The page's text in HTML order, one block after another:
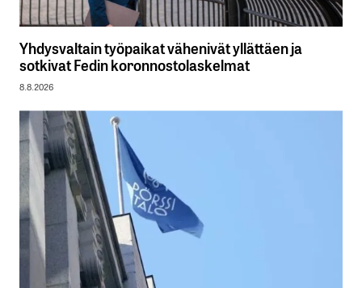
Yhdysvaltain työpaikat vähenivät yllättäen ja
sotkivat Fedin koronnostolaskelmat
8.8.2026